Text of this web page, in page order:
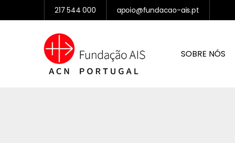
217 544 000 apoio@fundacao-ais.pt
SOBRE NÓS